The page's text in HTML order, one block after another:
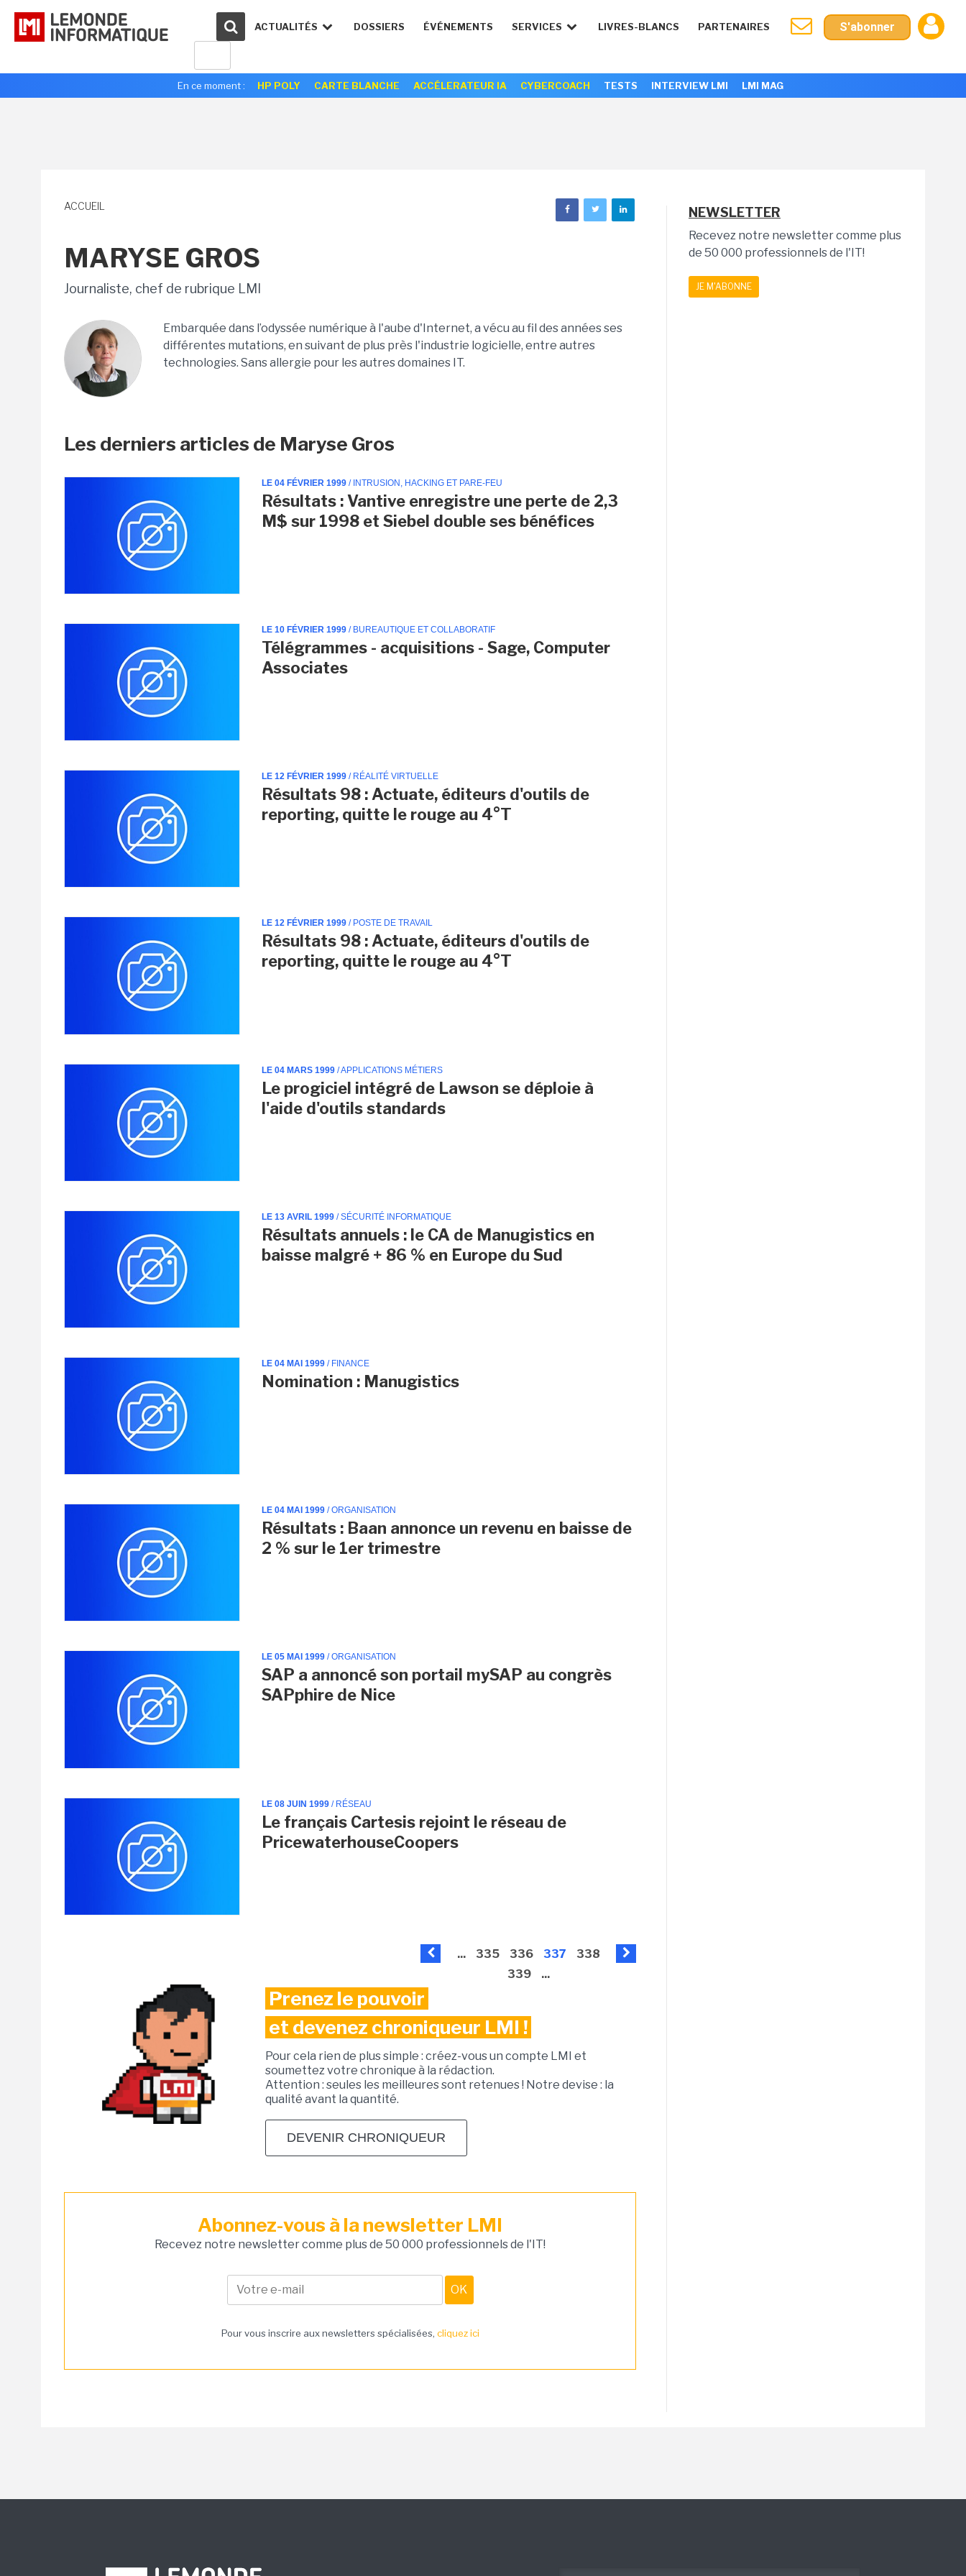
ACTUALITÉS DOSSIERS ÉVÉNEMENTS SERVICES LIVRES-BLANCS PARTENAIRES S'abonner
En ce moment : HP POLY CARTE BLANCHE ACCÉLERATEUR IA CYBERCOACH TESTS INTERVIEW LMI LMI MAG
ACCUEIL
MARYSE GROS
Journaliste, chef de rubrique LMI
Embarquée dans l’odyssée numérique à l'aube d'Internet, a vécu au fil des années ses
différentes mutations, en suivant de plus près l'industrie logicielle, entre autres
technologies. Sans allergie pour les autres domaines IT.
Les derniers articles de Maryse Gros
LE 04 FÉVRIER 1999 / INTRUSION, HACKING ET PARE-FEU
Résultats : Vantive enregistre une perte de 2,3
M$ sur 1998 et Siebel double ses bénéfices
LE 10 FÉVRIER 1999 / BUREAUTIQUE ET COLLABORATIF
Télégrammes - acquisitions - Sage, Computer
Associates
LE 12 FÉVRIER 1999 / RÉALITÉ VIRTUELLE
Résultats 98 : Actuate, éditeurs d'outils de
reporting, quitte le rouge au 4°T
LE 12 FÉVRIER 1999 / POSTE DE TRAVAIL
Résultats 98 : Actuate, éditeurs d'outils de
reporting, quitte le rouge au 4°T
LE 04 MARS 1999 / APPLICATIONS MÉTIERS
Le progiciel intégré de Lawson se déploie à
l'aide d'outils standards
LE 13 AVRIL 1999 / SÉCURITÉ INFORMATIQUE
Résultats annuels : le CA de Manugistics en
baisse malgré + 86 % en Europe du Sud
LE 04 MAI 1999 / FINANCE
Nomination : Manugistics
LE 04 MAI 1999 / ORGANISATION
Résultats : Baan annonce un revenu en baisse de
2 % sur le 1er trimestre
LE 05 MAI 1999 / ORGANISATION
SAP a annoncé son portail mySAP au congrès
SAPphire de Nice
LE 08 JUIN 1999 / RÉSEAU
Le français Cartesis rejoint le réseau de
PricewaterhouseCoopers
... 335 336 337
338
339
...
Prenez le pouvoir
et devenez chroniqueur LMI !
Pour cela rien de plus simple : créez-vous un compte LMI et
soumettez votre chronique à la rédaction.
Attention : seules les meilleures sont retenues ! Notre devise : la
qualité avant la quantité.
DEVENIR CHRONIQUEUR
Abonnez-vous à la newsletter LMI
Recevez notre newsletter comme plus de 50 000 professionnels de l'IT!
Pour vous inscrire aux newsletters spécialisées, cliquez ici
NEWSLETTER
Recevez notre newsletter comme plus
de 50 000 professionnels de l'IT!
JE M'ABONNE